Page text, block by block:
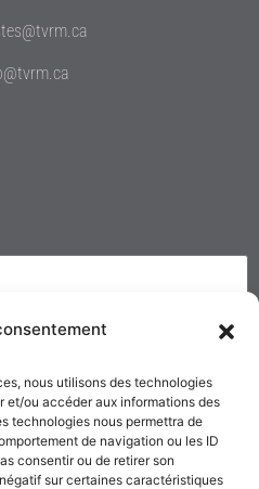
nous utilisons des technologies
et/ou accéder aux informations des
technologies nous permettra de
de navigation ou les ID
consentir ou de retirer son
sur certaines caractéristiques